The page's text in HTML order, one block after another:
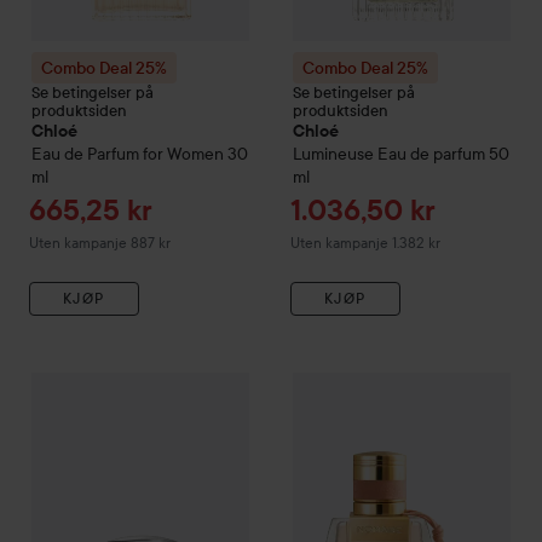
Combo Deal 25%
Se betingelser på
produktsiden
Chloé
Eau de Parfum for Women 30
ml
Tilbudspris
665,25 kr
Uten kampanje 887 kr
KJØP
Combo Deal 25%
Se betingelser på
produktsiden
Chloé
Lumineuse Eau de parfum 50
ml
Tilbudspris
1.036,50 kr
Uten kampanje 1.382 kr
KJØP